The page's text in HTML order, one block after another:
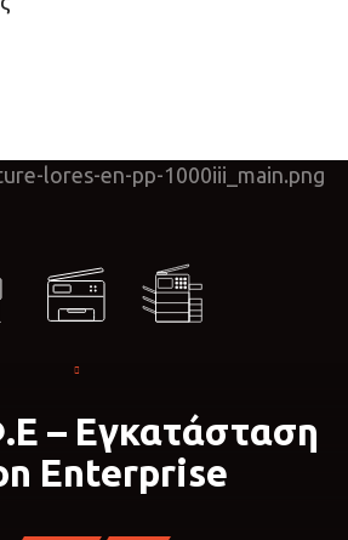
– Εγκατάσταση
Enterprise